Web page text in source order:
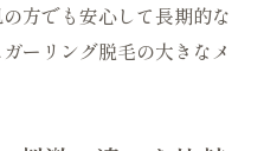
方でも安心して長期的な
ーリング脱毛の大きなメ